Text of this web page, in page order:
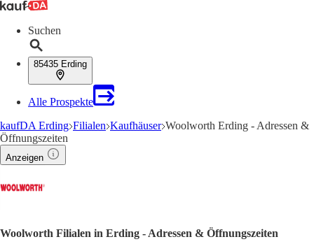
Suchen
85435 Erding
Alle Prospekte
kaufDA Erding Filialen Kaufhäuser Woolworth Erding - Adressen &
Öffnungszeiten
Anzeigen
Woolworth Filialen in Erding - Adressen & Öffnungszeiten